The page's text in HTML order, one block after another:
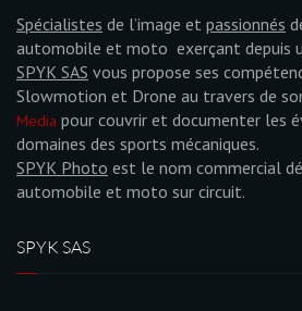
Spécialistes de l’image et passionnés
automobile et moto exerçant depuis
SPYK SAS vous propose ses
Slowmotion et Drone au travers de
Media pour couvrir et documenter les
domaines des sports mécaniques.
SPYK Photo est le nom commercial
automobile et moto sur circuit.
SPYK SAS